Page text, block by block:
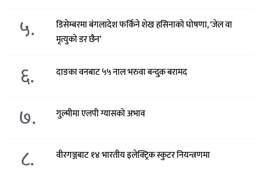
५.
डिसेम्बरमा बंगलादेश फर्किने शेख हसिनाको घोषणा, ‘जेल वा
मृत्युको डर छैन’
६. दाङका वनबाट ५५ नाल भरुवा बन्दुक बरामद
७. गुल्मीमा एलपी ग्यासको अभाव
८. वीरगञ्जबाट १४ भारतीय इलेक्ट्रिक स्कुटर नियन्त्रणमा